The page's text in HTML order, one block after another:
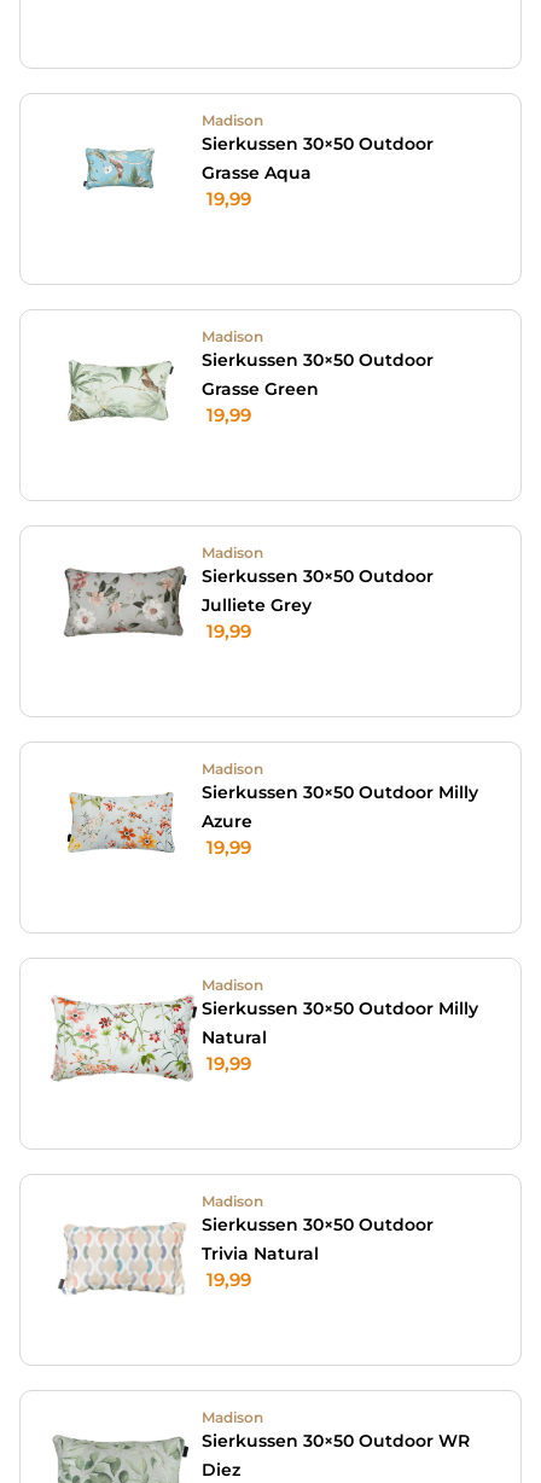
Madison
Sierkussen 30×50 Outdoor
Grasse Aqua
19,99
Madison
Sierkussen 30×50 Outdoor
Grasse Green
19,99
Madison
Sierkussen 30×50 Outdoor
Julliete Grey
19,99
Madison
Sierkussen 30×50 Outdoor Milly
Azure
19,99
Madison
Sierkussen 30×50 Outdoor Milly
Natural
19,99
Madison
Sierkussen 30×50 Outdoor
Trivia Natural
19,99
Madison
Sierkussen 30×50 Outdoor WR
Diez